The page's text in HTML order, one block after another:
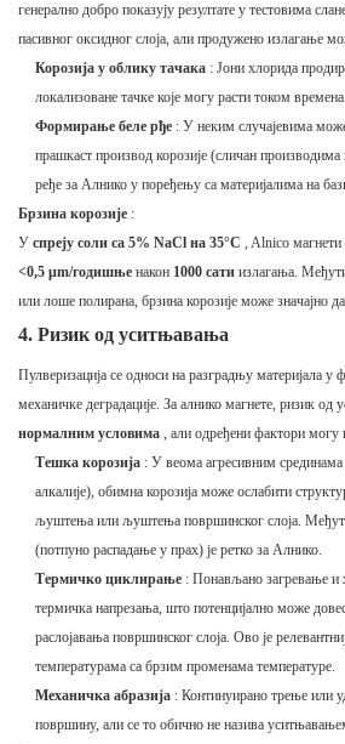
генерално добро показују резултате у тестовима
пасивног оксидног слоја, али продужено излагање
Корозија у облику тачака : Јони хлорида
локализоване тачке које могу расти током времена.
Формирање беле рђе : У неким случајевима
прашкаст производ корозије (сличан производима
ређе за Алнико у поређењу са материјалима на
Брзина корозије :
У спреју соли са 5% NaCl на 35°C , Alnico магнети
<0,5 μm/годишње након 1000 сати излагања.
или лоше полирана, брзина корозије може значајно
4. Ризик од уситњавања
Пулверизација се односи на разградњу материјала у
механичке деградације. За алнико магнете, ризик од
нормалним условима , али одређени фактори могу
Тешка корозија : У веома агресивним срединама
алкалије), обимна корозија може ослабити
љуштења или љуштења површинског слоја.
(потпуно распадање у прах) је ретко за Алнико.
Термичко циклирање : Понављано загревање и
термичка напрезања, што потенцијално може
раслојавања површинског слоја. Ово је
температурама са брзим променама температуре.
Механичка абразија : Континуирано трење или
површину, али се то обично не назива